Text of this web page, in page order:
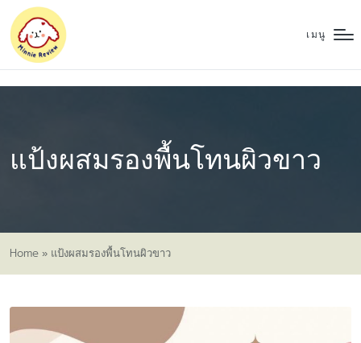
เมนู
แป้งผสมรองพื้นโทนผิวขาว
Home » แป้งผสมรองพื้นโทนผิวขาว